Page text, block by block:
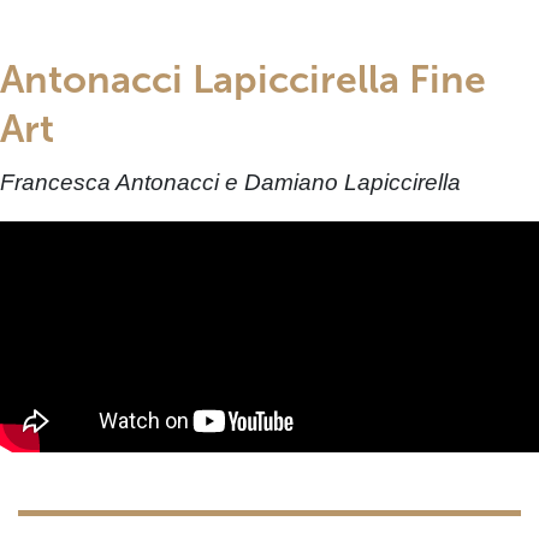
Antonacci Lapiccirella Fine
Art
Francesca Antonacci e Damiano Lapiccirella